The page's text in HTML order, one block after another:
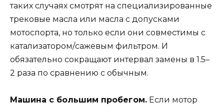
таких случаях смотрят на специализированные
трековые масла или масла с допусками
мотоспорта, но только если они совместимы с
катализатором/сажевым фильтром. И
обязательно сокращают интервал замены в 1.5–
2 раза по сравнению с обычным.
Машина с большим пробегом. Если мотор